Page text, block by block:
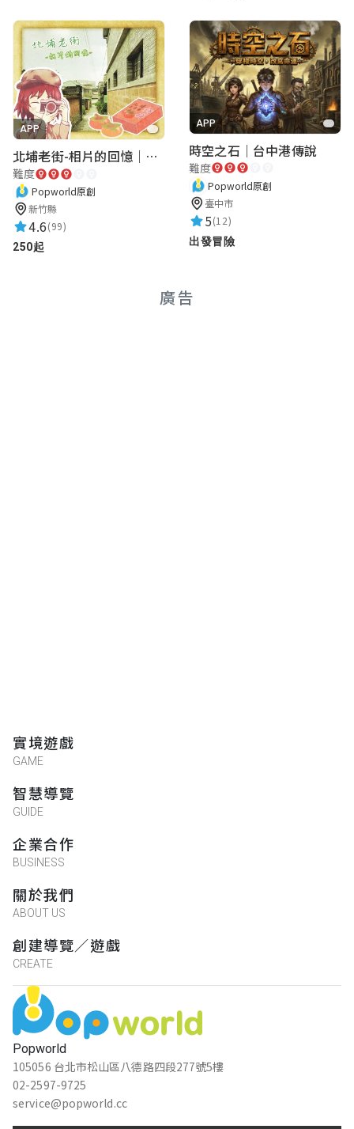
APP
北埔老街-相片的回憶｜新竹老街城市解謎
難度
Popworld原創
新竹縣
4.6(99)
250起
APP
時空之石｜台中港傳說
難度
Popworld原創
臺中市
5(12)
出發冒險
廣告
Popworld
105056 台北市松山區八德路四段277號5樓
02-2597-9725
service@popworld.cc
實境遊戲
GAME
智慧導覽
GUIDE
企業合作
BUSINESS
關於我們
ABOUT US
創建導覽／遊戲
CREATE